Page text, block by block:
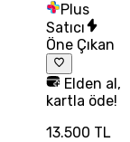
Plus
Satıcı
Öne Çıkan
Elden al,
kartla öde!
13.500 TL